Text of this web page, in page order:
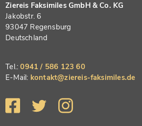
Ziereis Faksimiles GmbH & Co. KG
Jakobstr. 6
93047 Regensburg
Deutschland
Tel.:0941 / 586 123 60
E-Mail: kontakt@ziereis-faksimiles.de